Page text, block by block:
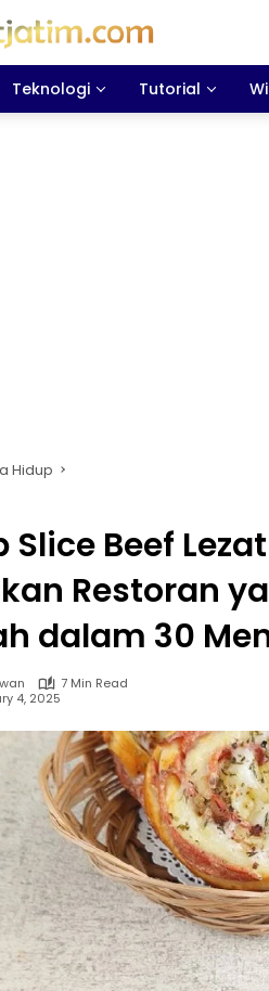
Teknologi Tutorial
Hidup
Slice Beef
Restoran
dalam 30
7 Min Read
4, 2025